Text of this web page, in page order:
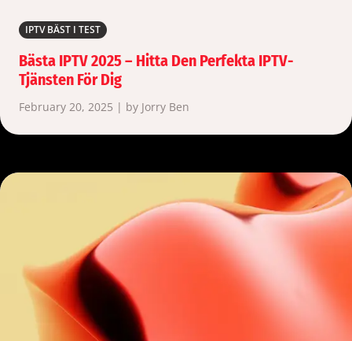
IPTV BÄST I TEST
Bästa IPTV 2025 – Hitta Den Perfekta IPTV-
Tjänsten För Dig
February 20, 2025 | by Jorry Ben